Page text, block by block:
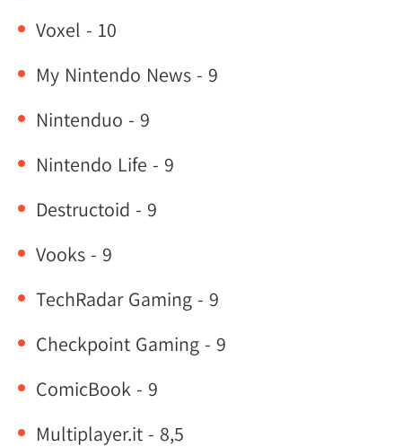
Voxel - 10
My Nintendo News - 9
Nintenduo - 9
Nintendo Life - 9
Destructoid - 9
Vooks - 9
TechRadar Gaming - 9
Checkpoint Gaming - 9
ComicBook - 9
Multiplayer.it - 8,5